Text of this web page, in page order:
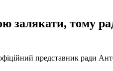
залякати, тому
представник ради